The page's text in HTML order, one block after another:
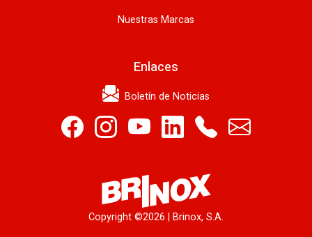
Nuestras Marcas
Enlaces
Boletín de Noticias
Copyright ©2026 | Brinox, S.A.